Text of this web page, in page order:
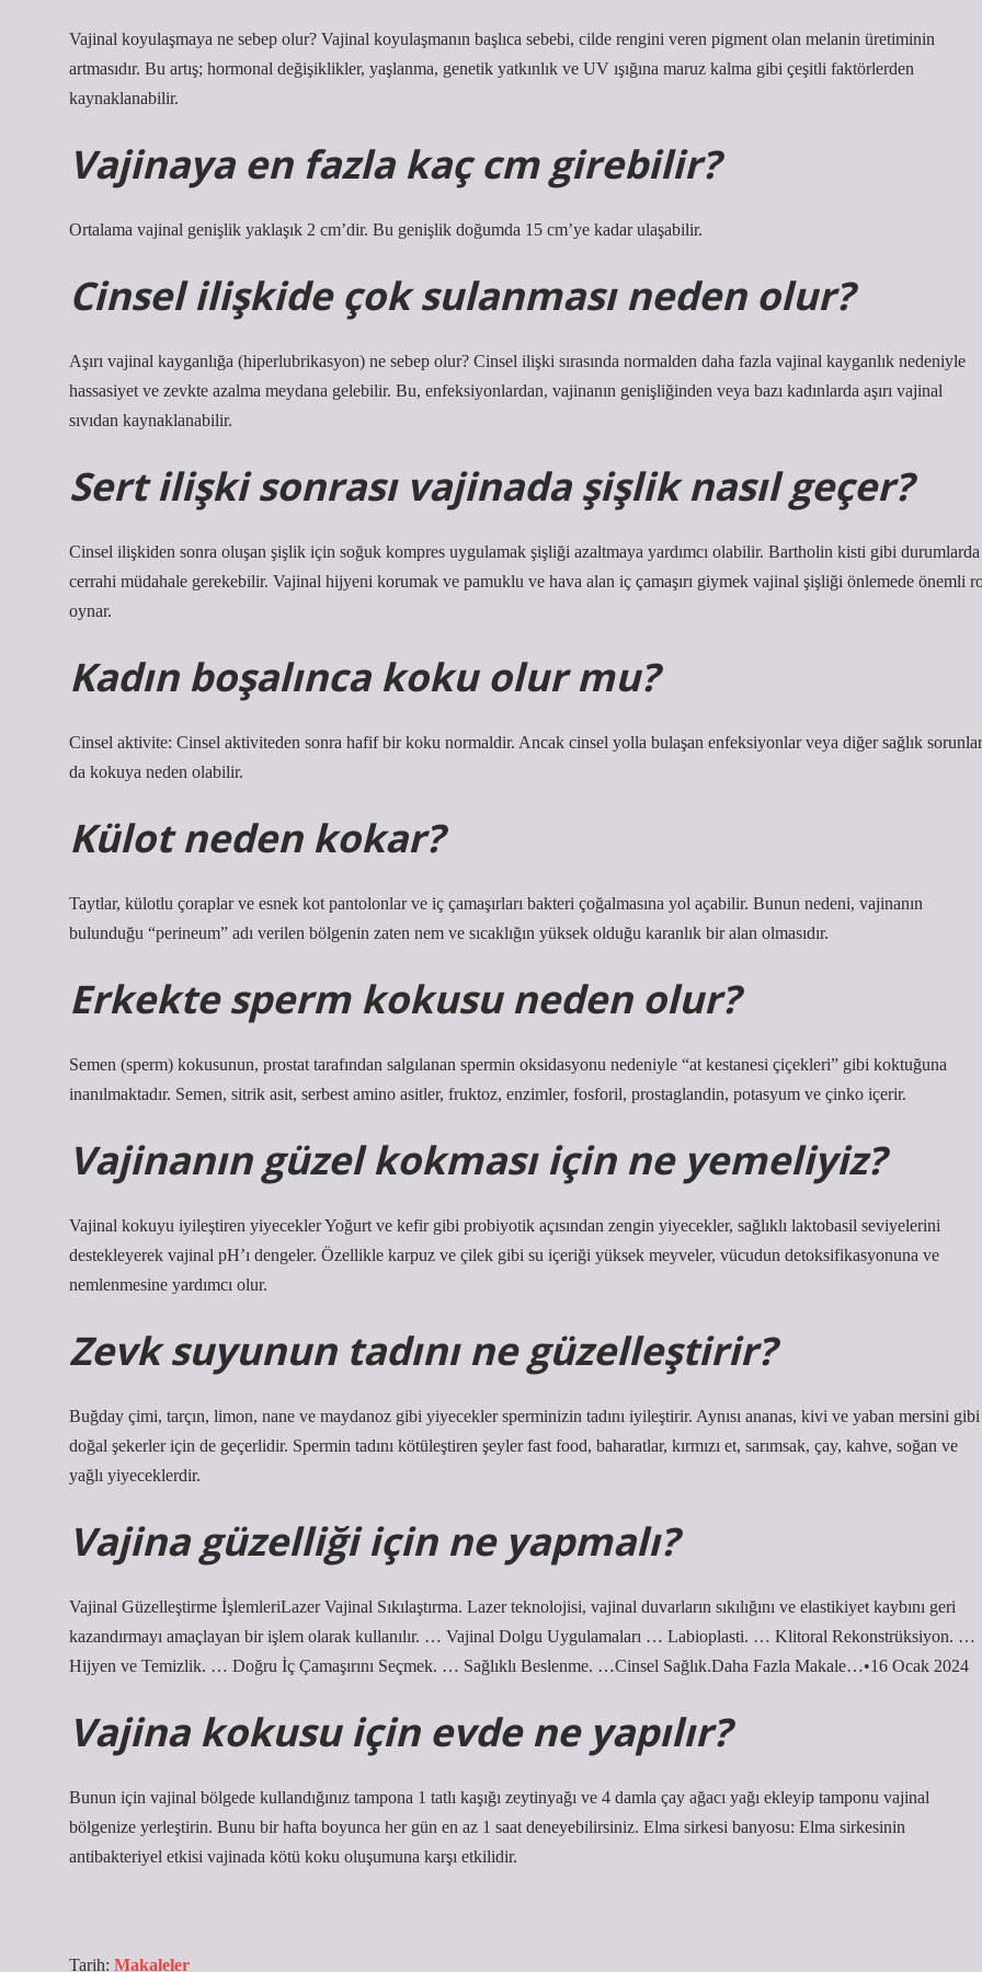
Vajinal koyulaşmaya ne sebep olur? Vajinal koyulaşmanın başlıca sebebi, cilde rengini veren pigment olan melanin üretiminin
artmasıdır. Bu artış; hormonal değişiklikler, yaşlanma, genetik yatkınlık ve UV ışığına maruz kalma gibi çeşitli faktörlerden
kaynaklanabilir.
Vajinaya en fazla kaç cm girebilir?
Ortalama vajinal genişlik yaklaşık 2 cm’dir. Bu genişlik doğumda 15 cm’ye kadar ulaşabilir.
Cinsel ilişkide çok sulanması neden olur?
Aşırı vajinal kayganlığa (hiperlubrikasyon) ne sebep olur? Cinsel ilişki sırasında normalden daha fazla vajinal kayganlık nedeniyle
hassasiyet ve zevkte azalma meydana gelebilir. Bu, enfeksiyonlardan, vajinanın genişliğinden veya bazı kadınlarda aşırı vajinal
sıvıdan kaynaklanabilir.
Sert ilişki sonrası vajinada şişlik nasıl geçer?
Cinsel ilişkiden sonra oluşan şişlik için soğuk kompres uygulamak şişliği azaltmaya yardımcı olabilir. Bartholin kisti gibi durumlarda
cerrahi müdahale gerekebilir. Vajinal hijyeni korumak ve pamuklu ve hava alan iç çamaşırı giymek vajinal şişliği önlemede önemli
oynar.
Kadın boşalınca koku olur mu?
Cinsel aktivite: Cinsel aktiviteden sonra hafif bir koku normaldir. Ancak cinsel yolla bulaşan enfeksiyonlar veya diğer sağlık
da kokuya neden olabilir.
Külot neden kokar?
Taytlar, külotlu çoraplar ve esnek kot pantolonlar ve iç çamaşırları bakteri çoğalmasına yol açabilir. Bunun nedeni, vajinanın
bulunduğu “perineum” adı verilen bölgenin zaten nem ve sıcaklığın yüksek olduğu karanlık bir alan olmasıdır.
Erkekte sperm kokusu neden olur?
Semen (sperm) kokusunun, prostat tarafından salgılanan spermin oksidasyonu nedeniyle “at kestanesi çiçekleri” gibi koktuğuna
inanılmaktadır. Semen, sitrik asit, serbest amino asitler, fruktoz, enzimler, fosforil, prostaglandin, potasyum ve çinko içerir.
Vajinanın güzel kokması için ne yemeliyiz?
Vajinal kokuyu iyileştiren yiyecekler Yoğurt ve kefir gibi probiyotik açısından zengin yiyecekler, sağlıklı laktobasil seviyelerini
destekleyerek vajinal pH’ı dengeler. Özellikle karpuz ve çilek gibi su içeriği yüksek meyveler, vücudun detoksifikasyonuna ve
nemlenmesine yardımcı olur.
Zevk suyunun tadını ne güzelleştirir?
Buğday çimi, tarçın, limon, nane ve maydanoz gibi yiyecekler sperminizin tadını iyileştirir. Aynısı ananas, kivi ve yaban mersini gibi
doğal şekerler için de geçerlidir. Spermin tadını kötüleştiren şeyler fast food, baharatlar, kırmızı et, sarımsak, çay, kahve, soğan ve
yağlı yiyeceklerdir.
Vajina güzelliği için ne yapmalı?
Vajinal Güzelleştirme İşlemleriLazer Vajinal Sıkılaştırma. Lazer teknolojisi, vajinal duvarların sıkılığını ve elastikiyet kaybını geri
kazandırmayı amaçlayan bir işlem olarak kullanılır. … Vajinal Dolgu Uygulamaları … Labioplasti. … Klitoral Rekonstrüksiyon. …
Hijyen ve Temizlik. … Doğru İç Çamaşırını Seçmek. … Sağlıklı Beslenme. …Cinsel Sağlık.Daha Fazla Makale…•16 Ocak 2024
Vajina kokusu için evde ne yapılır?
Bunun için vajinal bölgede kullandığınız tampona 1 tatlı kaşığı zeytinyağı ve 4 damla çay ağacı yağı ekleyip tamponu vajinal
bölgenize yerleştirin. Bunu bir hafta boyunca her gün en az 1 saat deneyebilirsiniz. Elma sirkesi banyosu: Elma sirkesinin
antibakteriyel etkisi vajinada kötü koku oluşumuna karşı etkilidir.
Tarih: Makaleler